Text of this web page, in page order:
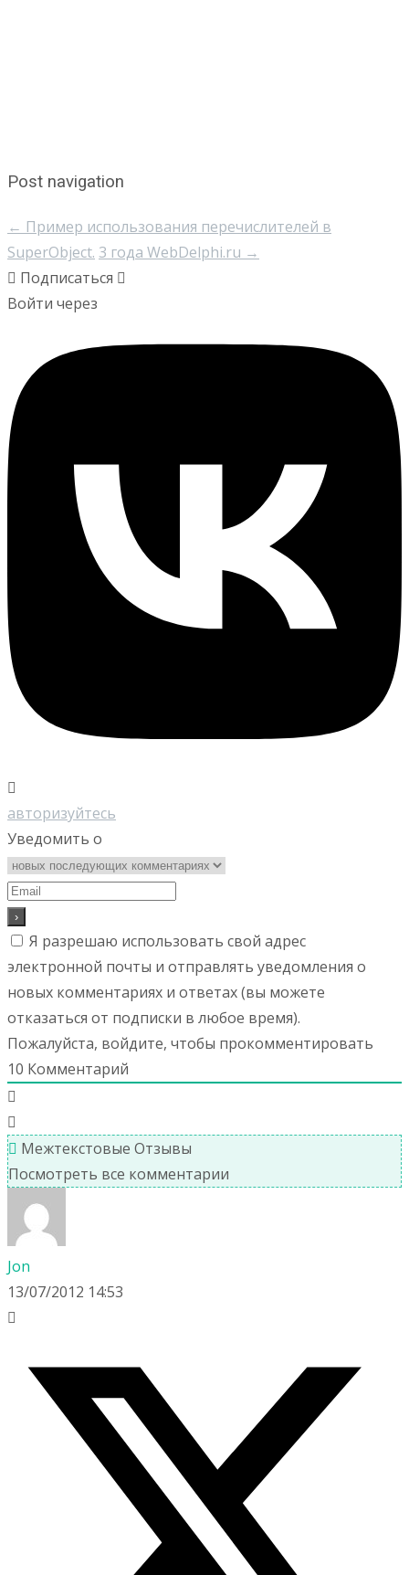
Post navigation
← Пример использования перечислителей в
SuperObject. 3 года WebDelphi.ru →
Подписаться
Войти через
авторизуйтесь
Уведомить о
Я разрешаю использовать свой адрес
электронной почты и отправлять уведомления о
новых комментариях и ответах (вы можете
отказаться от подписки в любое время).
Пожалуйста, войдите, чтобы прокомментировать
10 Комментарий
Межтекстовые Отзывы
Посмотреть все комментарии
Jon
13/07/2012 14:53